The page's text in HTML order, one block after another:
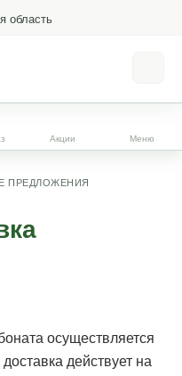
область
Акции Меню
ПРЕДЛОЖЕНИЯ
осуществляется
действует на